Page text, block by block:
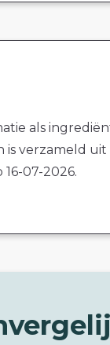
als
is verzameld uit
07-2026.